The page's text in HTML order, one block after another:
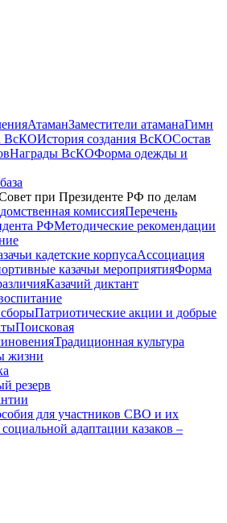
АтаманЗаместители атаманаГимн
ВсКОИстория создания ВсКОСостав
Награды ВсКОФорма одежды и
при Президенте РФ по делам
комиссияПеречень
РФМетодические рекомендации
кадетские корпусаАссоциация
казачьи мероприятияФорма
Казачий диктант
Патриотические акции и добрые
Поисковая
Традиционная культура
жизни
резерв
для участников СВО и их
адаптации казаков –